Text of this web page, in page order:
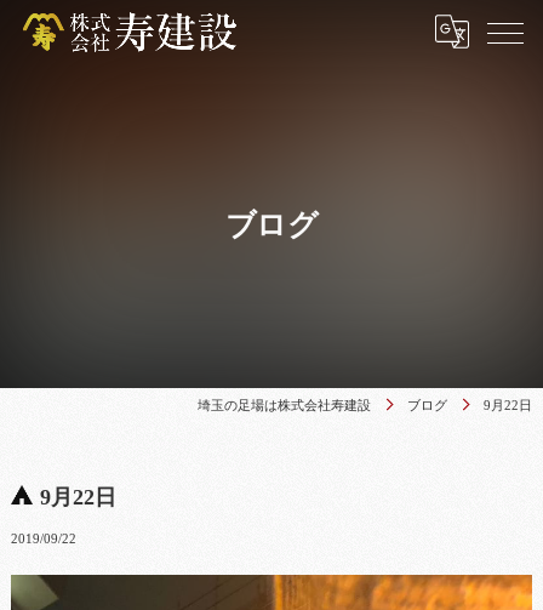
ブログ
埼玉の足場は株式会社寿建設 ブログ 9月22日
9月22日
2019/09/22